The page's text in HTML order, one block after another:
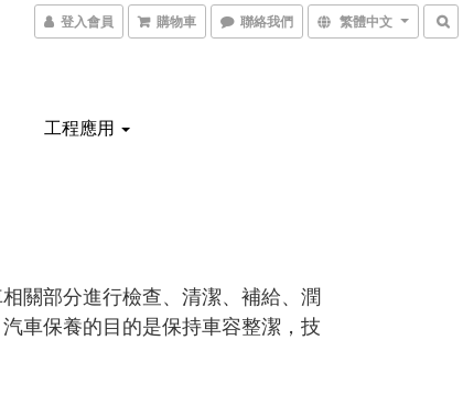
登入會員 購物車 聯絡我們 繁體中文
工程應用
關部分進行檢查、清潔、補給、潤
車保養的目的是保持車容整潔，技